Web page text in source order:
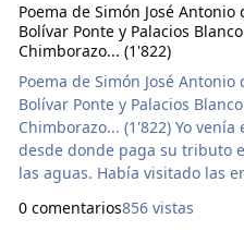
Poema de Simón José
Bolívar Ponte y Palacios
Chimborazo... (1'822)
Poema de Simón José
Bolívar Ponte y Palacios
Chimborazo... (1'822) Yo
desde donde paga su tributo
las aguas. Había visitado las
La Condamine y de Humboldt;
0 comentarios856 vistas